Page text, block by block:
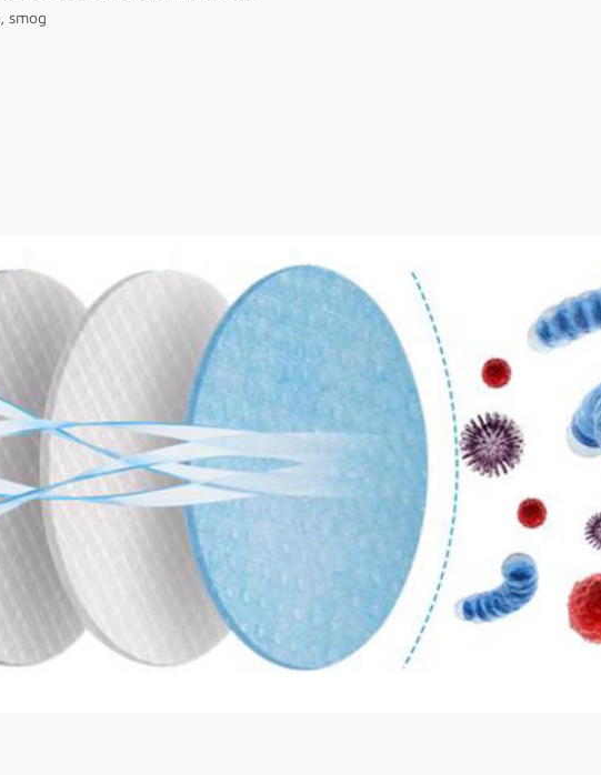
smog